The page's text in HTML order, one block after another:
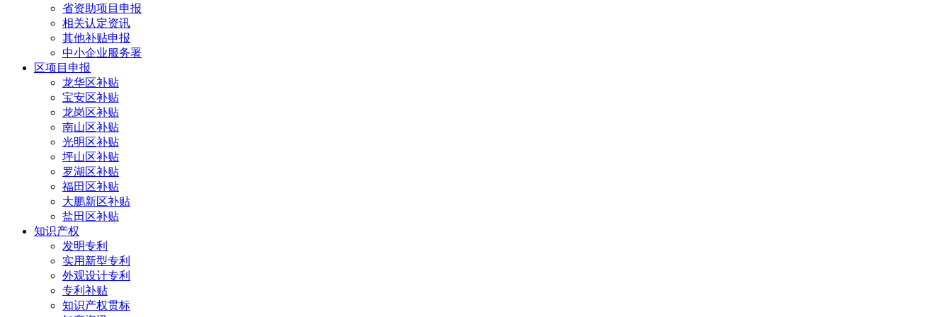
省资助项目申报
相关认定资讯
其他补贴申报
中小企业服务署
区项目申报
龙华区补贴
宝安区补贴
龙岗区补贴
南山区补贴
光明区补贴
坪山区补贴
罗湖区补贴
福田区补贴
大鹏新区补贴
盐田区补贴
知识产权
发明专利
实用新型专利
外观设计专利
专利补贴
知识产权贯标